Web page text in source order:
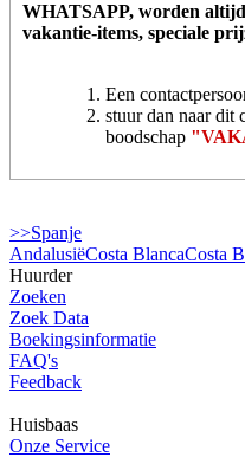
WHATSAPP, worden
vakantie-items, speciale
Een
stuur dan naar dit
boodschap
>>Spanje
AndalusiëCosta BlancaCosta
Huurder
Zoeken
Zoek Data
Boekingsinformatie
FAQ's
Feedback
Huisbaas
Onze Service